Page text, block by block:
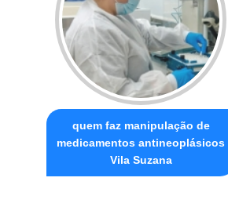
quem faz manipulação de
medicamentos antineoplásicos
Vila Suzana